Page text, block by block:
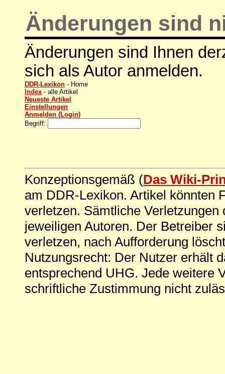
Änderungen sind
Änderungen sind Ihnen
sich als Autor anmelden.
DDR-Lexikon - Home
Index - alle Artikel
Neueste Artikel
Einstellungen
Anmelden (Login)
Begriff:
Konzeptionsgemäß (Das Wiki-
am DDR-Lexikon. Artikel könnten
verletzen. Sämtliche
jeweiligen Autoren. Der Betreiber
verletzen, nach Aufforderung
Nutzungsrecht: Der Nutzer erhält
entsprechend UHG. Jede weitere
schriftliche Zustimmung nicht